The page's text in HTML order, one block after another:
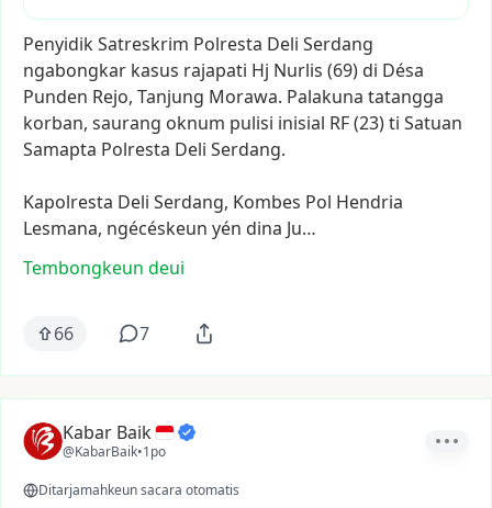
PenyidikSatreskrim Polresta Deli Serdang
ngabongkar kasus rajapati Hj Nurlis (69) di Désa
Punden Rejo, Tanjung Morawa. Palakuna tatangga
korban, saurang oknum pulisi inisial RF(23)ti Satuan
Samapta Polresta Deli Serdang.
Kapolresta Deli Serdang, Kombes Pol Hendria
Lesmana, ngécéskeun yén dina Ju…
Tembongkeun deui
66 7
Kabar Baik
@KabarBaik•1po
Ditarjamahkeun sacara otomatis